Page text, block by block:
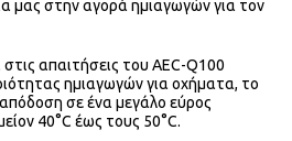
μας στην αγορά ημιαγωγών για τον
απαιτήσεις του AEC-Q100
ημιαγωγών για οχήματα, το
σε ένα μεγάλο εύρος
40°C έως τους 50°C.